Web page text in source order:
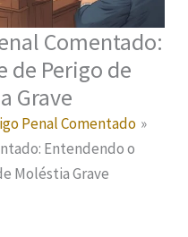
Comentado:
de Perigo de
Grave
Penal Comentado
Entendendo o
Moléstia Grave